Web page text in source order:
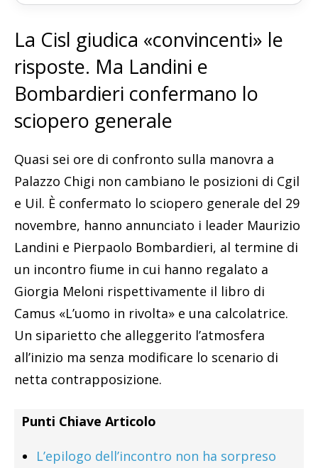
La Cisl giudica «convincenti» le
risposte. Ma Landini e
Bombardieri confermano lo
sciopero generale
Quasi sei ore di confronto sulla manovra a
Palazzo Chigi non cambiano le posizioni di Cgil
e Uil. È confermato lo sciopero generale del 29
novembre, hanno annunciato i leader Maurizio
Landini e Pierpaolo Bombardieri, al termine di
un incontro fiume in cui hanno regalato a
Giorgia Meloni rispettivamente il libro di
Camus «L’uomo in rivolta» e una calcolatrice.
Un siparietto che alleggerito l’atmosfera
all’inizio ma senza modificare lo scenario di
netta contrapposizione.
Punti Chiave Articolo
L’epilogo dell’incontro non ha sorpreso